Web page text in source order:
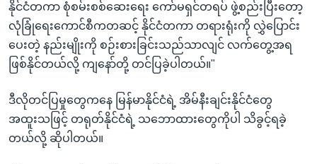
နိုင်ငံတကာ စုံစမ်းစစ်ဆေးရေး ကော်မရှင်တရပ် ဖွဲ့စည်းပြီးတော့
လုံခြုံရေးကောင်စီကတဆင့် နိုင်ငံတကာ တရားရုံးကို လွှဲပြောင်း
ပေးတဲ့ နည်းမျိုးကို စဉ်းစားခြင်းသည်သာလျင် လက်တွေ့အရ
ဖြစ်နိုင်တယ်လို့ ကျနော်တို့ တင်ပြခဲ့ပါတယ်။"
ဒီလိုတင်ပြမှုတွေကနေ မြန်မာနိုင်ငံရဲ့ အိမ်နီးချင်းနိုင်ငံတွေ
အထူးသဖြင့် တရုတ်နိုင်ငံရဲ့ သဘောထားတွေကိုပါ သိခွင့်ရခဲ့
တယ်လို့ ဆိုပါတယ်။